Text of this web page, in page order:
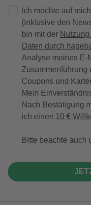
Ich möchte auf mich
(inklusive den
bin mit der
Daten durch
Analyse meines E-
Zusammenführung
Coupons und
Mein
Nach Bestätigung
ich einen 10 €
Bitte beachte auch